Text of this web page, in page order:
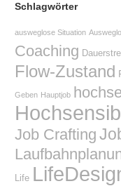
Schlagwörter
ausweglose Situation
Coaching
Flow-Zustand
Geben Hauptjob
Job Crafting
Life